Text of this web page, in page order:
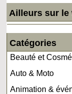
Ailleurs sur le
Catégories
Beauté et
Auto & Moto
Animation &